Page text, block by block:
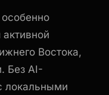
особенно
Востока,
Без AI-
локальными